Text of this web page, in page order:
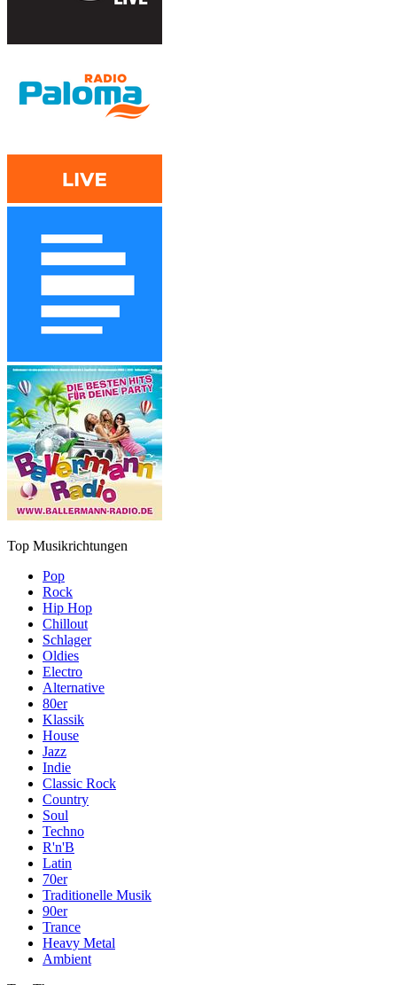
Top Musikrichtungen
Pop
Rock
Hip Hop
Chillout
Schlager
Oldies
Electro
Alternative
80er
Klassik
House
Jazz
Indie
Classic Rock
Country
Soul
Techno
R'n'B
Latin
70er
Traditionelle Musik
90er
Trance
Heavy Metal
Ambient